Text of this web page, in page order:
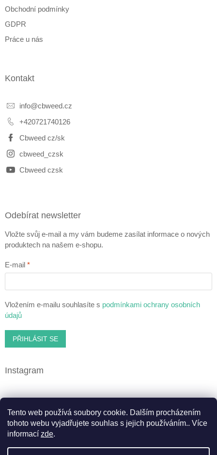
Tento web používá soubory cookie. Dalším procházením
tohoto webu vyjadřujete souhlas s jejich používáním.. Více
informací zde.
Obchodní podmínky
GDPR
Práce u nás
Kontakt
info@cbweed.cz
+420721740126
Cbweed cz/sk
cbweed_czsk
Cbweed czsk
Odebírat newsletter
Vložte svůj e-mail a my vám budeme zasílat informace o nových
produktech na našem e-shopu.
E-mail
Vložením e-mailu souhlasíte s podmínkami ochrany osobních
údajů
PŘIHLÁSIT SE
Instagram
Vytvořil Shoptet